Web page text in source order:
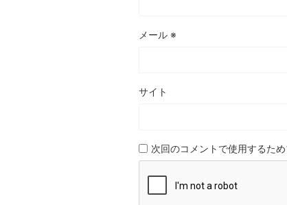
メール ※
サイト
次回のコメントで使用するた